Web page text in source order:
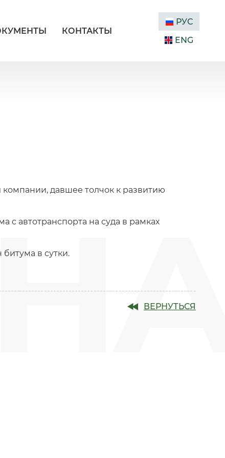
КОНТАКТЫ
РУС
ENG
давшее толчок к развитию
с автотранспорта на суда в рамках
в сутки.
ВЕРНУТЬСЯ